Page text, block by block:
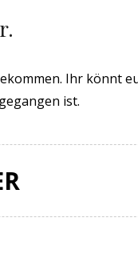
Ihr könnt
ist.